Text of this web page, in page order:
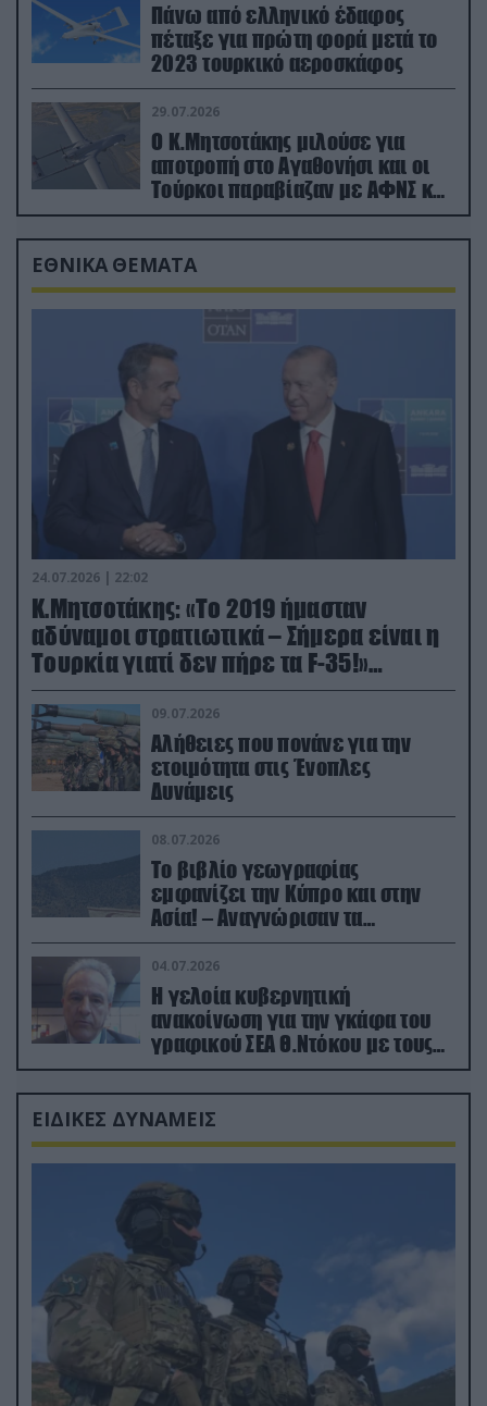
Πάνω από ελληνικό έδαφος
πέταξε για πρώτη φορά μετά το
2023 τουρκικό αεροσκάφος
29.07.2026
Ο Κ.Μητσοτάκης μιλούσε για
αποτροπή στο Αγαθονήσι και οι
Τούρκοι παραβίαζαν με ΑΦΝΣ και
drone
ΕΘΝΙΚΑ ΘΕΜΑΤΑ
24.07.2026 | 22:02
Κ.Μητσοτάκης: «Το 2019 ήμασταν
αδύναμοι στρατιωτικά – Σήμερα είναι η
Τουρκία γιατί δεν πήρε τα F-35!»
(βίντεο)
09.07.2026
Αλήθειες που πονάνε για την
ετοιμότητα στις Ένοπλες
Δυνάμεις
08.07.2026
Το βιβλίο γεωγραφίας
εμφανίζει την Κύπρο και στην
Ασία! – Αναγνώρισαν τα
κατεχόμενα; (φωτο)
04.07.2026
Η γελοία κυβερνητική
ανακοίνωση για την γκάφα του
γραφικού ΣΕΑ Θ.Ντόκου με τους
Ρώσους φαρσέρ
ΕΙΔΙΚΕΣ ΔΥΝΑΜΕΙΣ